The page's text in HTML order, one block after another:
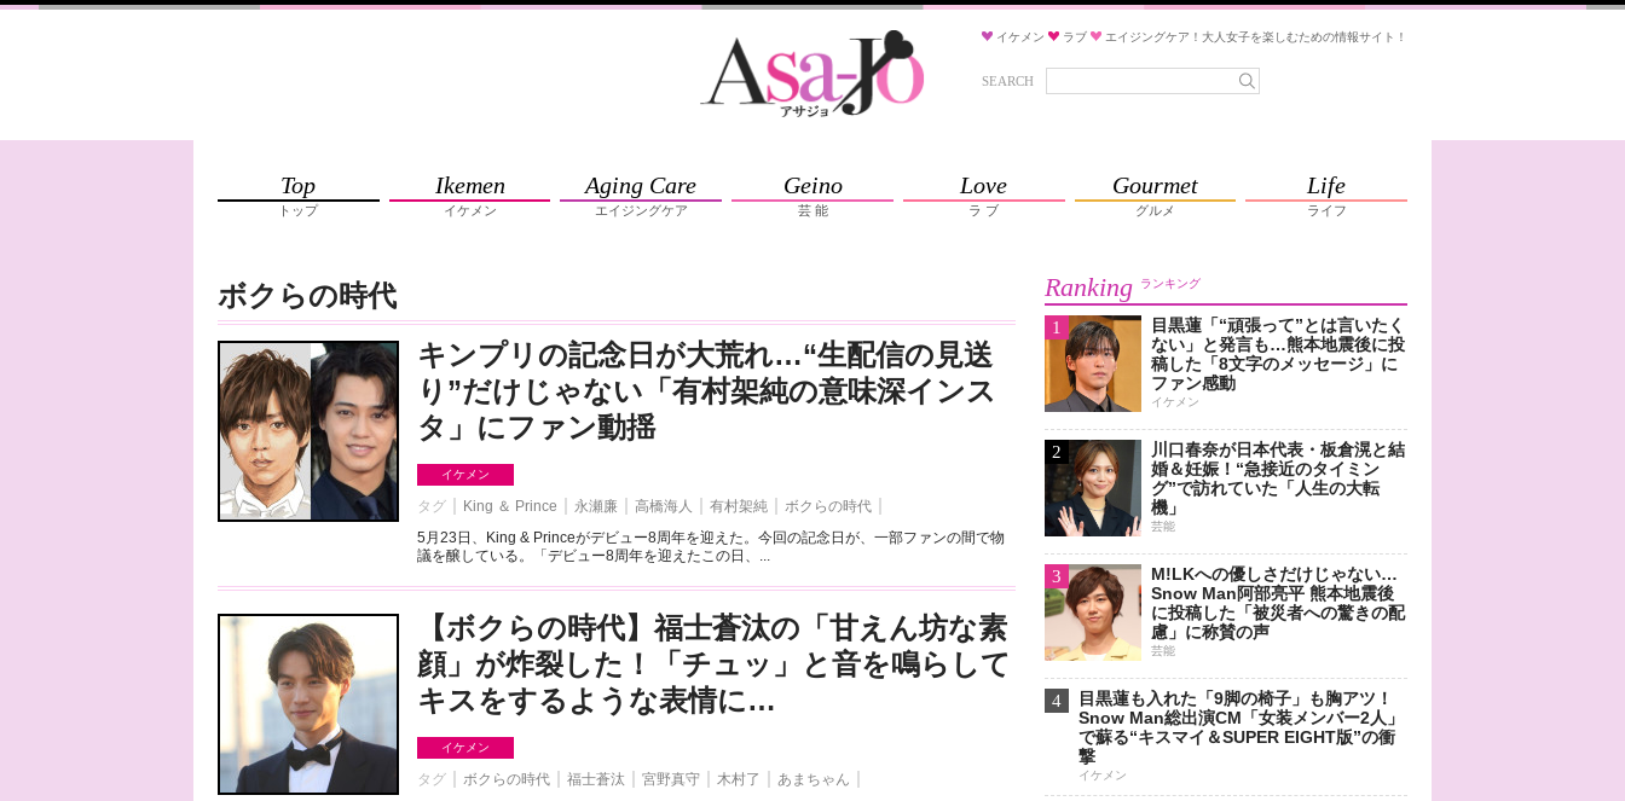
イケメン ラブ エイジングケア！大人女子を楽しむための情報サイト！
SEARCH
Top
トップ
Ikemen
イケメン
Aging Care
エイジングケア
Geino
芸 能
Love
ラ ブ
Gourmet
グルメ
Life
ライフ
ボクらの時代
キンプリの記念日が大荒れ…“生配信の見送
り”だけじゃない「有村架純の意味深インス
タ」にファン動揺
イケメン
タグ King ＆ Prince 永瀬廉 高橋海人 有村架純
ボクらの時代
5月23日、King & Princeがデビュー8周年を迎えた。今回の記念日が、一部ファンの間で物
議を醸している。「デビュー8周年を迎えたこの日、...
【ボクらの時代】福士蒼汰の「甘えん坊な素
顔」が炸裂した！「チュッ」と音を鳴らして
キスをするような表情に…
イケメン
タグ ボクらの時代 福士蒼汰 宮野真守 木村了
あまちゃん
Ranking ランキング
1
目黒蓮「“頑張って”とは言いたく
ない」と発言も…熊本地震後に投
稿した「8文字のメッセージ」に
ファン感動
イケメン
2
川口春奈が日本代表・板倉滉と結
婚＆妊娠！“急接近のタイミン
グ”で訪れていた「人生の大転
機」
芸能
3
M!LKへの優しさだけじゃない…
Snow Man阿部亮平 熊本地震後
に投稿した「被災者への驚きの配
慮」に称賛の声
芸能
4
目黒蓮も入れた「9脚の椅子」も胸アツ！
Snow Man総出演CM「女装メンバー2人」
で蘇る“キスマイ＆SUPER EIGHT版”の衝
撃
イケメン